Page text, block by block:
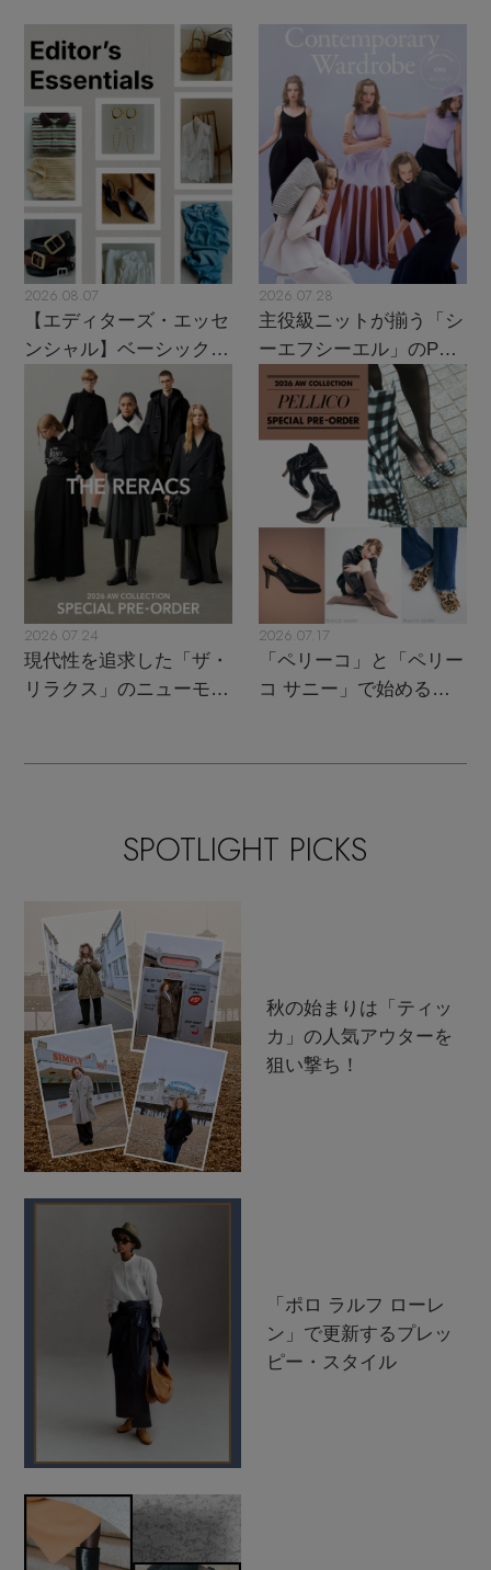
2026.08.07
【エディターズ・エッセ
ンシャル】ベーシックと
トレンドが交差する16の
2026.07.28
主役級ニットが揃う「シ
ーエフシーエル」のPOP
UPがスタート
2026.07.24
現代性を追求した「ザ・
リラクス」のニューモダ
2026.07.17
「ペリーコ」と「ペリー
コ サニー」で始める秋
SPOTLIGHT PICKS
秋の始まりは「ティッ
カ」の人気アウターを
狙い撃ち！
「ポロ ラルフ ローレ
ン」で更新するプレッ
ピー・スタイル